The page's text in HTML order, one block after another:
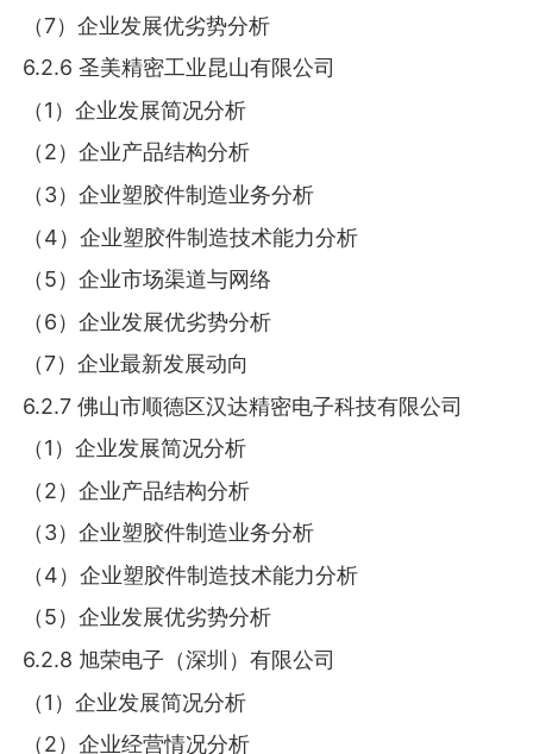
（7）企业发展优劣势分析
6.2.6 圣美精密工业昆山有限公司
（1）企业发展简况分析
（2）企业产品结构分析
（3）企业塑胶件制造业务分析
（4）企业塑胶件制造技术能力分析
（5）企业市场渠道与网络
（6）企业发展优劣势分析
（7）企业最新发展动向
6.2.7 佛山市顺德区汉达精密电子科技有限公司
（1）企业发展简况分析
（2）企业产品结构分析
（3）企业塑胶件制造业务分析
（4）企业塑胶件制造技术能力分析
（5）企业发展优劣势分析
6.2.8 旭荣电子（深圳）有限公司
（1）企业发展简况分析
（2）企业经营情况分析